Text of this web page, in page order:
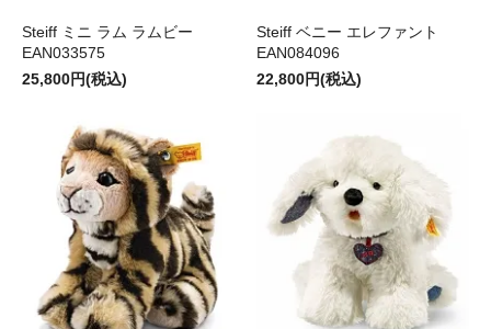
Steiff ミニ ラム ラムビー
EAN033575
25,800円(税込)
Steiff ベニー エレファント
EAN084096
22,800円(税込)